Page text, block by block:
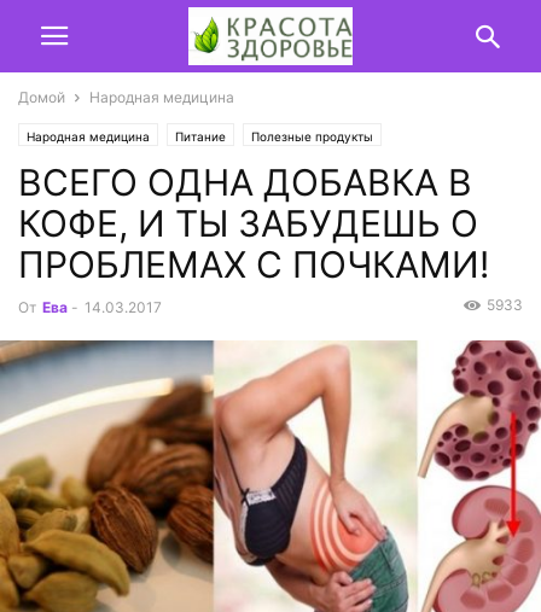
Домой Народная медицина
Народная медицина Питание Полезные продукты
ВСЕГО ОДНА ДОБАВКА В
КОФЕ, И ТЫ ЗАБУДЕШЬ О
ПРОБЛЕМАХ С ПОЧКАМИ!
От Ева - 14.03.2017 5933